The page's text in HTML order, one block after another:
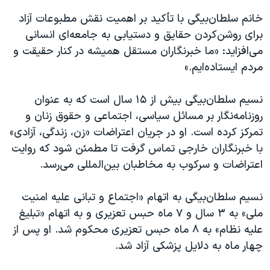
سفر پرزیدنت ترامپ به چین
خانم سلطان‌بیگی با تأکید بر اهمیت نقش مطبوعات آزاد
برای روشن‌کردن حقایق و دستیابی به جامعه‌ای انسانی
می‌افزاید: «ما خبرنگاران مستقل همیشه در کنار حقیقت و
مردم ایستاده‌ایم.»
نسیم سلطان‌بیگی بیش از ۱۵ سال است که به عنوان
روزنامه‌نگار بر مسائل سیاسی، اجتماعی و حقوق زنان و
تمرکز کرده است. او در جریان اعتراضات «زن، زندگی، آزادی»
با خبرنگاران خارجی تماس گرفت تا مطمئن شود که روایت
اعتراضات و سرکوب به مخاطبان بین‌المللی می‌رسد.
نسیم سلطان‌بیگی به اتهام «اجتماع و تبانی علیه امنیت
ملی» به ۳ سال و ۷ ماه حبس تعزیری و به اتهام «تبلیغ
علیه نظام» به ۸ ماه حبس تعزیری محکوم شد. او پس از
چهار ماه به دلایل پزشکی آزاد شد.